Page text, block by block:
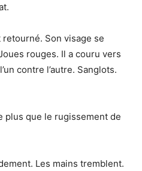
retourné. Son visage se
rouges. Il a couru vers
contre l’autre. Sanglots.
plus que le rugissement de
Les mains tremblent.